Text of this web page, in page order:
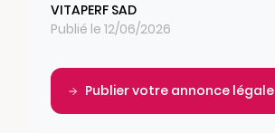
VITAPERF SAD
Publié le 12/06/2026
Publier votre annonce légale